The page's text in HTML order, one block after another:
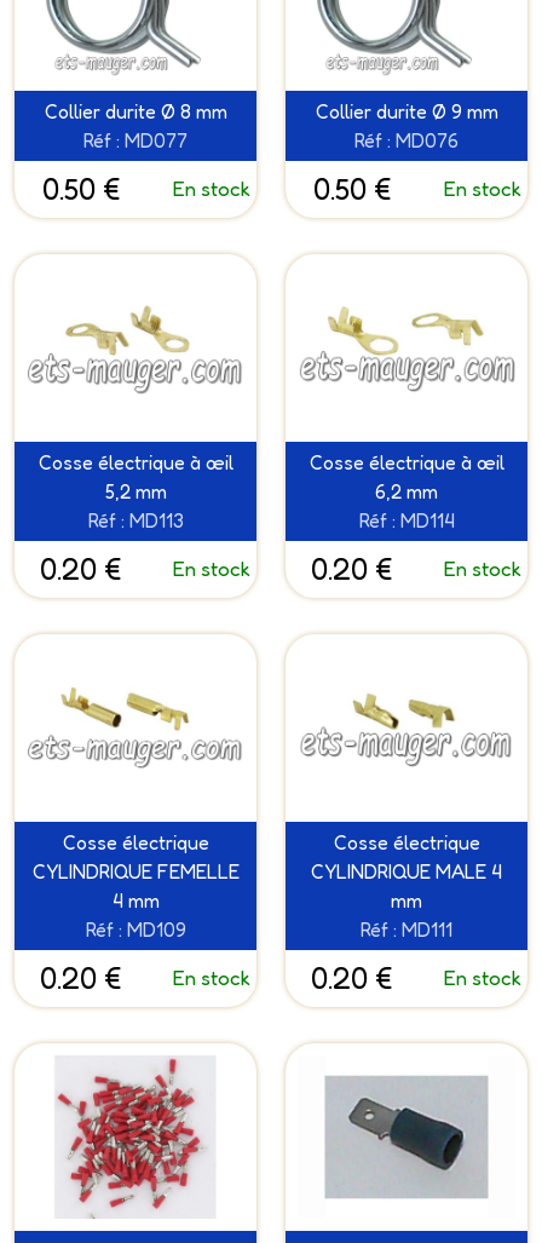
Collier durite Ø 8 mm
Réf : MD077
0.50 € En stock
Collier durite Ø 9 mm
Réf : MD076
0.50 € En stock
Cosse électrique à œil
5,2 mm
Réf : MD113
0.20 € En stock
Cosse électrique à œil
6,2 mm
Réf : MD114
0.20 € En stock
Cosse électrique
CYLINDRIQUE FEMELLE
4 mm
Réf : MD109
0.20 € En stock
Cosse électrique
CYLINDRIQUE MALE 4
mm
Réf : MD111
0.20 € En stock